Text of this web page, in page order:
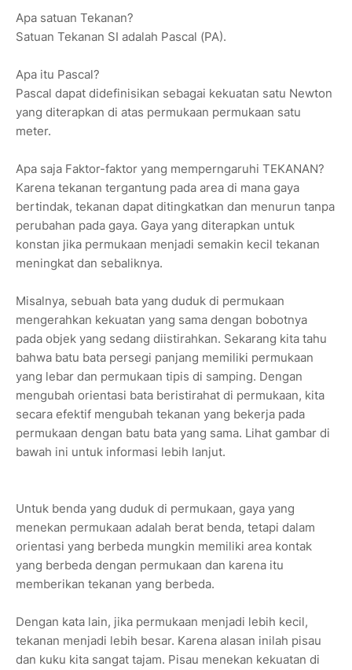
Apa satuan Tekanan?
Satuan Tekanan SI adalah Pascal (PA).
Apa itu Pascal?
Pascal dapat didefinisikan sebagai kekuatan satu Newton
yang diterapkan di atas permukaan permukaan satu
meter.
Apa saja Faktor-faktor yang memperngaruhi TEKANAN?
Karena tekanan tergantung pada area di mana gaya
bertindak, tekanan dapat ditingkatkan dan menurun tanpa
perubahan pada gaya. Gaya yang diterapkan untuk
konstan jika permukaan menjadi semakin kecil tekanan
meningkat dan sebaliknya.
Misalnya, sebuah bata yang duduk di permukaan
mengerahkan kekuatan yang sama dengan bobotnya
pada objek yang sedang diistirahkan. Sekarang kita tahu
bahwa batu bata persegi panjang memiliki permukaan
yang lebar dan permukaan tipis di samping. Dengan
mengubah orientasi bata beristirahat di permukaan, kita
secara efektif mengubah tekanan yang bekerja pada
permukaan dengan batu bata yang sama. Lihat gambar di
bawah ini untuk informasi lebih lanjut.
Untuk benda yang duduk di permukaan, gaya yang
menekan permukaan adalah berat benda, tetapi dalam
orientasi yang berbeda mungkin memiliki area kontak
yang berbeda dengan permukaan dan karena itu
memberikan tekanan yang berbeda.
Dengan kata lain, jika permukaan menjadi lebih kecil,
tekanan menjadi lebih besar. Karena alasan inilah pisau
dan kuku kita sangat tajam. Pisau menekan kekuatan di